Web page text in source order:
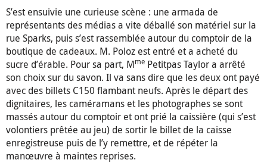
S’est ensuivie une curieuse scène : une armada de
représentants des médias a vite déballé son matériel sur la
rue Sparks, puis s’est rassemblée autour du comptoir de la
boutique de cadeaux. M. Poloz est entré et a acheté du
sucre d’érable. Pour sa part, Mme Petitpas Taylor a arrêté
son choix sur du savon. Il va sans dire que les deux ont payé
avec des billets C150 flambant neufs. Après le départ des
dignitaires, les caméramans et les photographes se sont
massés autour du comptoir et ont prié la caissière (qui s’est
volontiers prêtée au jeu) de sortir le billet de la caisse
enregistreuse puis de l’y remettre, et de répéter la
manœuvre à maintes reprises.